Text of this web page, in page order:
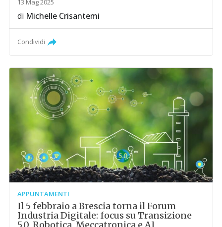
13 Mag 2025
di Michelle Crisantemi
Condividi
APPUNTAMENTI
Il 5 febbraio a Brescia torna il Forum
Industria Digitale: focus su Transizione
5.0, Robotica, Meccatronica e AI